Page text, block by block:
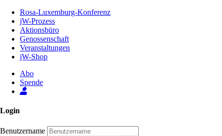
Inhalt
Seite
Rosa-Luxemburg-Konferenz
jW-Prozess
Aktionsbüro
Genossenschaft
Veranstaltungen
jW-Shop
Abo
Spende
Login
Benutzername